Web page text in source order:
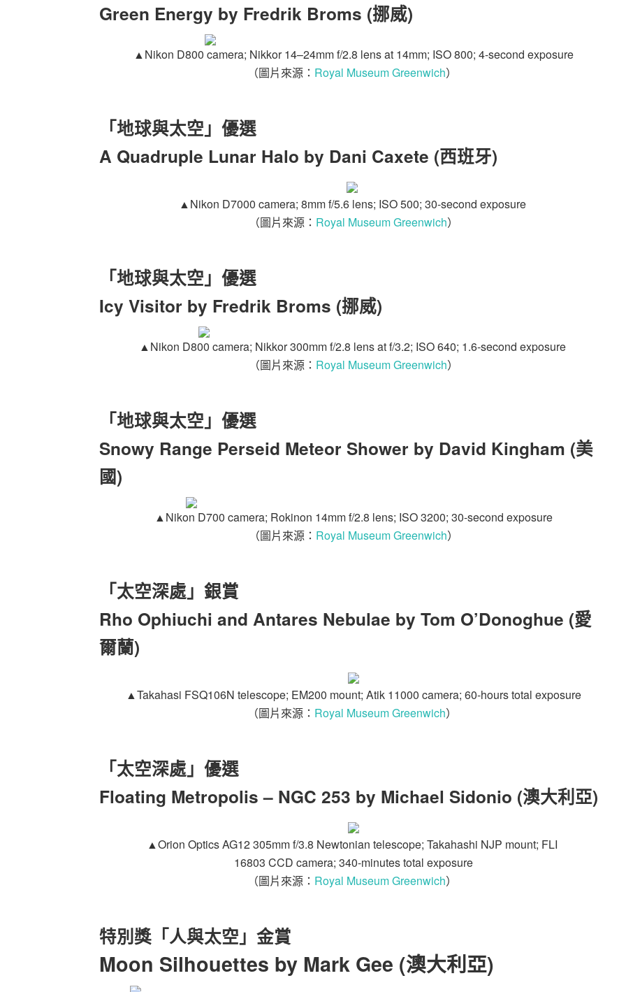
Green Energy by Fredrik Broms (挪威)
▲Nikon D800 camera; Nikkor 14–24mm f/2.8 lens at 14mm; ISO 800; 4-second exposure
（圖片來源： Royal Museum Greenwich）
「地球與太空」優選
A Quadruple Lunar Halo by Dani Caxete (西班牙)
▲Nikon D7000 camera; 8mm f/5.6 lens; ISO 500; 30-second exposure
（圖片來源： Royal Museum Greenwich）
「地球與太空」優選
Icy Visitor by Fredrik Broms (挪威)
▲Nikon D800 camera; Nikkor 300mm f/2.8 lens at f/3.2; ISO 640; 1.6-second exposure
（圖片來源： Royal Museum Greenwich）
「地球與太空」優選
Snowy Range Perseid Meteor Shower by David Kingham (美
國)
▲Nikon D700 camera; Rokinon 14mm f/2.8 lens; ISO 3200; 30-second exposure
（圖片來源： Royal Museum Greenwich）
「太空深處」銀賞
Rho Ophiuchi and Antares Nebulae by Tom O’Donoghue (愛
爾蘭)
▲Takahasi FSQ106N telescope; EM200 mount; Atik 11000 camera; 60-hours total exposure
（圖片來源： Royal Museum Greenwich）
「太空深處」優選
Floating Metropolis – NGC 253 by Michael Sidonio (澳大利亞)
▲Orion Optics AG12 305mm f/3.8 Newtonian telescope; Takahashi NJP mount; FLI
16803 CCD camera; 340-minutes total exposure
（圖片來源： Royal Museum Greenwich）
特別獎「人與太空」金賞
Moon Silhouettes by Mark Gee (澳大利亞)